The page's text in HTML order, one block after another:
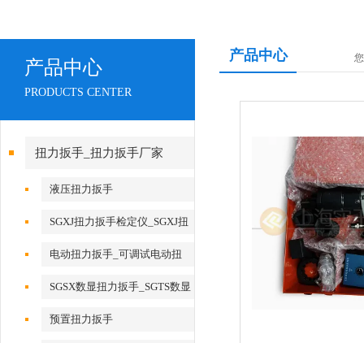
产品中心
PRODUCTS CENTER
扭力扳手_扭力扳手厂家
液压扭力扳手
SGXJ扭力扳手检定仪_SGXJ扭
矩扳手检定仪
电动扭力扳手_可调试电动扭
SGSX数显扭力扳手_SGTS数显
扭力扳手
预置扭力扳手
产品中心